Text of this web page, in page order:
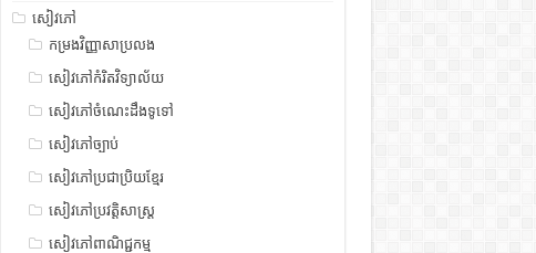
សៀវភៅ
កម្រងវិញ្ញាសាប្រលង
សៀវភៅកំរិតវិទ្យាល័យ
សៀវភៅចំណេះដឹងទូទៅ
សៀវភៅច្បាប់
សៀវភៅប្រជាប្រិយខ្មែរ
សៀវភៅប្រវត្តិសាស្រ្ត
សៀវភៅពាណិជ្ជកម្ម